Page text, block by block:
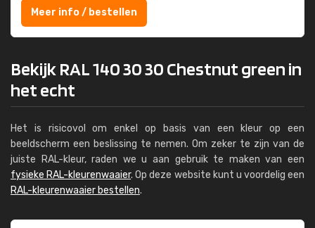
Meer info / bestellen
Bekijk RAL 140 30 30 Chestnut green in
het echt
Het is risicovol om enkel op basis van een kleur op een
beeldscherm een beslissing te nemen. Om zeker te zijn van de
juiste RAL-kleur, raden we u aan gebruik te maken van een
fysieke RAL-kleurenwaaier. Op deze website kunt u voordelig een
RAL-kleurenwaaier bestellen.